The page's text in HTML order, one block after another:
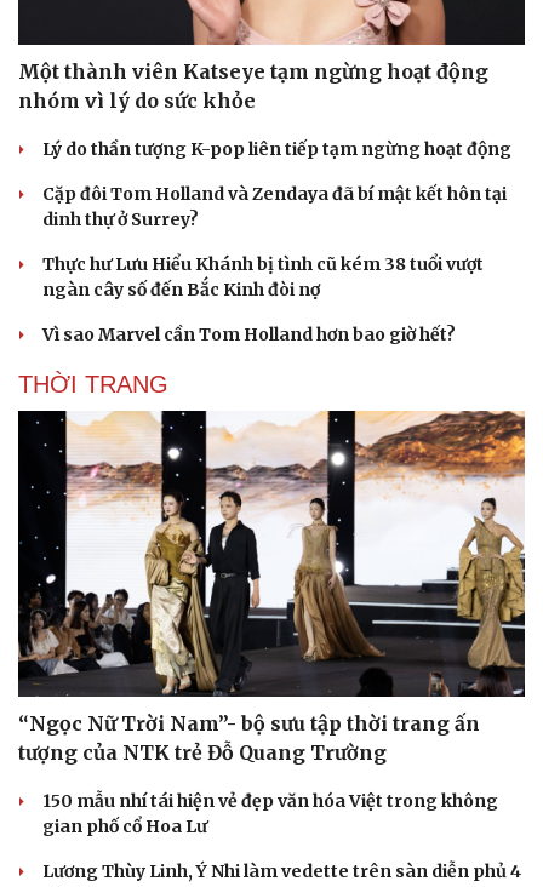
Một thành viên Katseye tạm ngừng hoạt động
nhóm vì lý do sức khỏe
Lý do thần tượng K-pop liên tiếp tạm ngừng hoạt động
Cặp đôi Tom Holland và Zendaya đã bí mật kết hôn tại
dinh thự ở Surrey?
Thực hư Lưu Hiểu Khánh bị tình cũ kém 38 tuổi vượt
ngàn cây số đến Bắc Kinh đòi nợ
Vì sao Marvel cần Tom Holland hơn bao giờ hết?
THỜI TRANG
“Ngọc Nữ Trời Nam”- bộ sưu tập thời trang ấn
tượng của NTK trẻ Đỗ Quang Trường
150 mẫu nhí tái hiện vẻ đẹp văn hóa Việt trong không
gian phố cổ Hoa Lư
Lương Thùy Linh, Ý Nhi làm vedette trên sàn diễn phủ 4